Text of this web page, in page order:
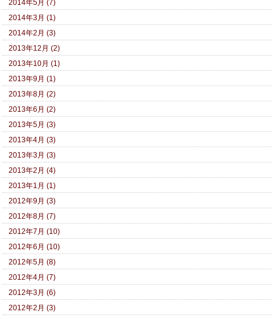
2014年5月 (7)
2014年3月 (1)
2014年2月 (3)
2013年12月 (2)
2013年10月 (1)
2013年9月 (1)
2013年8月 (2)
2013年6月 (2)
2013年5月 (3)
2013年4月 (3)
2013年3月 (3)
2013年2月 (4)
2013年1月 (1)
2012年9月 (3)
2012年8月 (7)
2012年7月 (10)
2012年6月 (10)
2012年5月 (8)
2012年4月 (7)
2012年3月 (6)
2012年2月 (3)